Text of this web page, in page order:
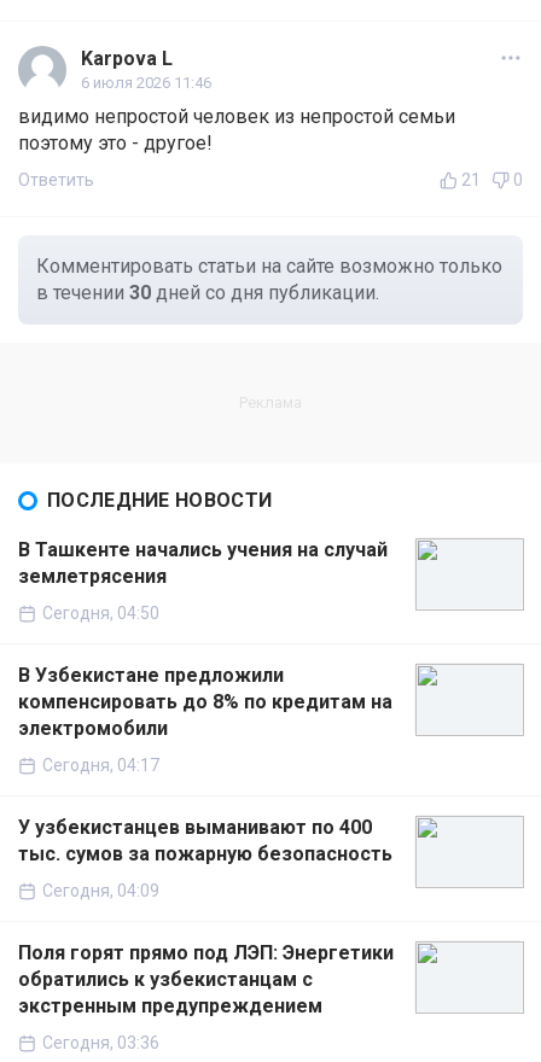
Karpova L
6 июля 2026 11:46
видимо непростой человек из непростой семьи
поэтому это - другое!
Ответить 21 0
Комментировать статьи на сайте возможно только
в течении 30 дней со дня публикации.
ПОСЛЕДНИЕ НОВОСТИ
В Ташкенте начались учения на случай
землетрясения
Сегодня, 04:50
В Узбекистане предложили
компенсировать до 8% по кредитам на
электромобили
Сегодня, 04:17
У узбекистанцев выманивают по 400
тыс. сумов за пожарную безопасность
Сегодня, 04:09
Поля горят прямо под ЛЭП: Энергетики
обратились к узбекистанцам с
экстренным предупреждением
Сегодня, 03:36